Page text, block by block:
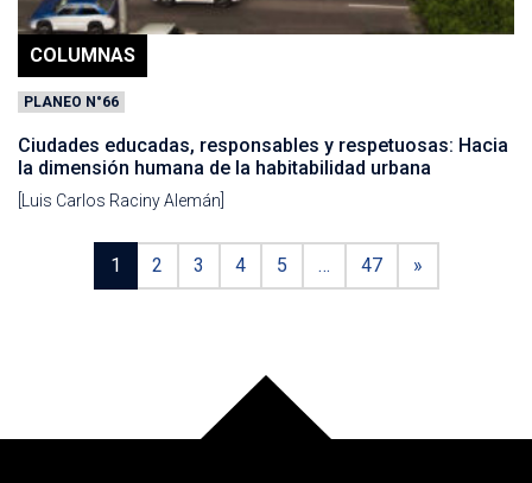
COLUMNAS
PLANEO N°66
Ciudades educadas, responsables y respetuosas: Hacia
la dimensión humana de la habitabilidad urbana
[Luis Carlos Raciny Alemán]
1 2 3 4 5 … 47 »